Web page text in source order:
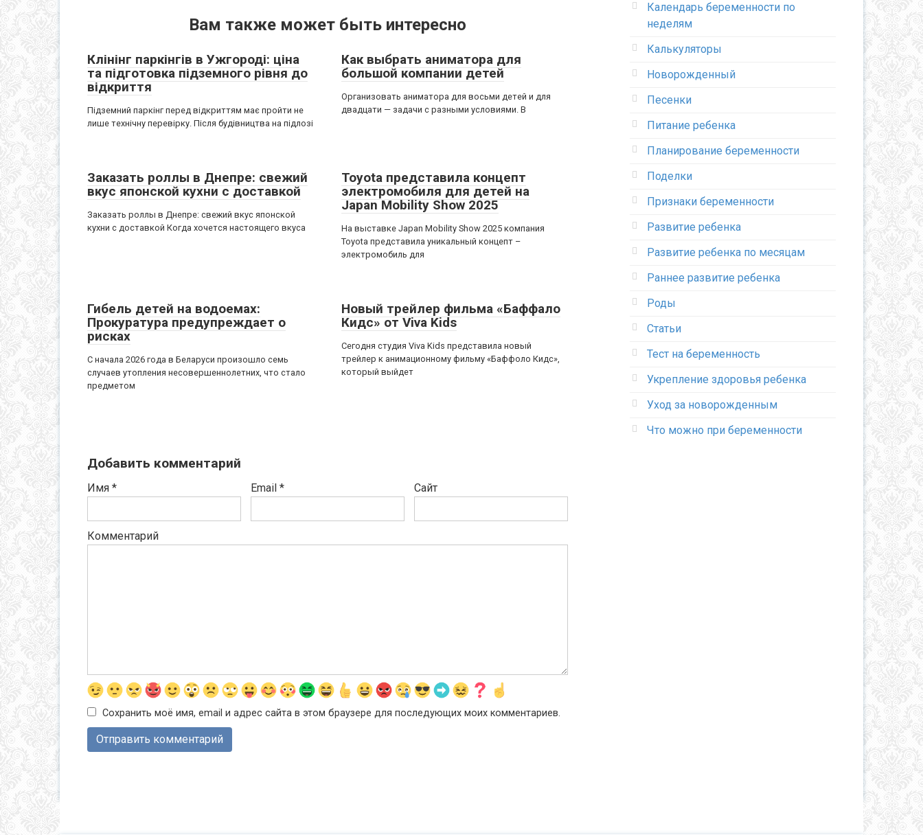
Вам также может быть интересно
Клінінг паркінгів в Ужгороді: ціна
та підготовка підземного рівня до
відкриття
Підземний паркінг перед відкриттям має пройти не
лише технічну перевірку. Після будівництва на підлозі
Как выбрать аниматора для
большой компании детей
Организовать аниматора для восьми детей и для
двадцати — задачи с разными условиями. В
Заказать роллы в Днепре: свежий
вкус японской кухни с доставкой
Заказать роллы в Днепре: свежий вкус японской
кухни с доставкой Когда хочется настоящего вкуса
Toyota представила концепт
электромобиля для детей на
Japan Mobility Show 2025
На выставке Japan Mobility Show 2025 компания
Toyota представила уникальный концепт –
электромобиль для
Гибель детей на водоемах:
Прокуратура предупреждает о
рисках
С начала 2026 года в Беларуси произошло семь
случаев утопления несовершеннолетних, что стало
предметом
Новый трейлер фильма «Баффало
Кидс» от Viva Kids
Сегодня студия Viva Kids представила новый
трейлер к анимационному фильму «Баффоло Кидс»,
который выйдет
Добавить комментарий
Имя * Email * Сайт
Комментарий
Сохранить моё имя, email и адрес сайта в этом браузере для последующих моих комментариев.
Календарь беременности по
неделям
Калькуляторы
Новорожденный
Песенки
Питание ребенка
Планирование беременности
Поделки
Признаки беременности
Развитие ребенка
Развитие ребенка по месяцам
Раннее развитие ребенка
Роды
Статьи
Тест на беременность
Укрепление здоровья ребенка
Уход за новорожденным
Что можно при беременности